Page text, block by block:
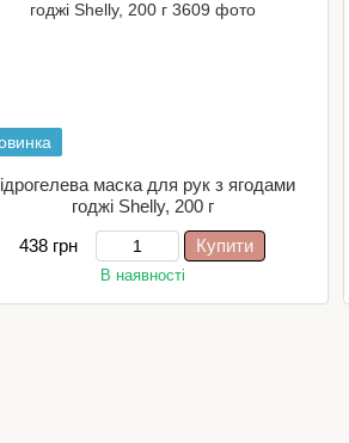
маска для рук з ягодами
годжі Shelly, 200 г
438 грн
Купити
В наявності